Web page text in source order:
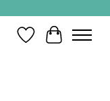
Verlanglijst